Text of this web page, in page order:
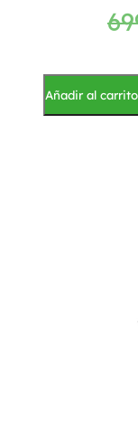
Añadir al carrito